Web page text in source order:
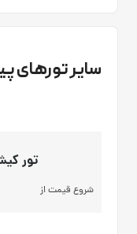
سایر تورهای
تور کیش
شروع قیمت از